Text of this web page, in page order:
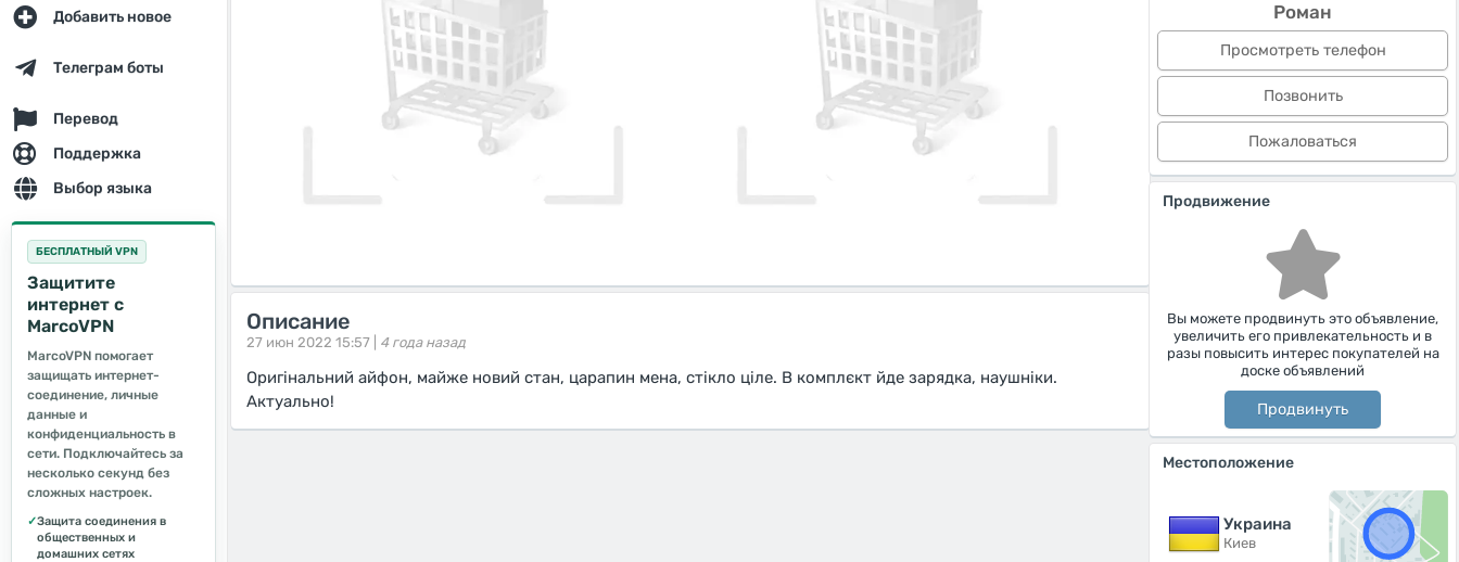
Добавить новое
Телеграм боты
Перевод
Поддержка
Выбор языка
БЕСПЛАТНЫЙ VPN
Защитите
интернет с
MarcoVPN
MarcoVPN помогает
защищать интернет-
соединение, личные
данные и
конфиденциальность в
сети. Подключайтесь за
несколько секунд без
сложных настроек.
✓Защита соединения в
общественных и
домашних сетях
Описание
27 июн 2022 15:57 | 4 года назад
Оригінальний айфон, майже новий стан, царапин мена, стікло ціле. В комплєкт йде зарядка, наушніки.
Актуально!
Роман
Просмотреть телефон
Позвонить
Пожаловаться
Продвижение
Вы можете продвинуть это объявление,
увеличить его привлекательность и в
разы повысить интерес покупателей на
доске объявлений
Продвинуть
Местоположение
Украина
Киев